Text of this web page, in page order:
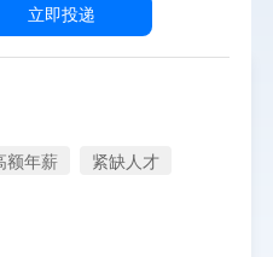
立即投递
额年薪
紧缺人才